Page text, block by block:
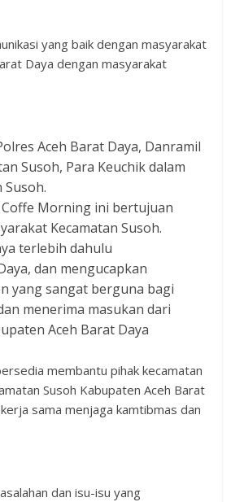
yang baik dengan masyarakat
Daya dengan masyarakat
Aceh Barat Daya, Danramil
Susoh, Para Keuchik dalam
Susoh.
Morning ini bertujuan
Kecamatan Susoh.
terlebih dahulu
dan mengucapkan
yang sangat berguna bagi
menerima masukan dari
Aceh Barat Daya
membantu pihak kecamatan
Susoh Kabupaten Aceh Barat
sama menjaga kamtibmas dan
dan isu-isu yang